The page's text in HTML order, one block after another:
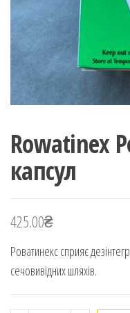
Rowatinex
капсул
425.00₴
Роватинекс сприяє
сечовивідних шляхів.